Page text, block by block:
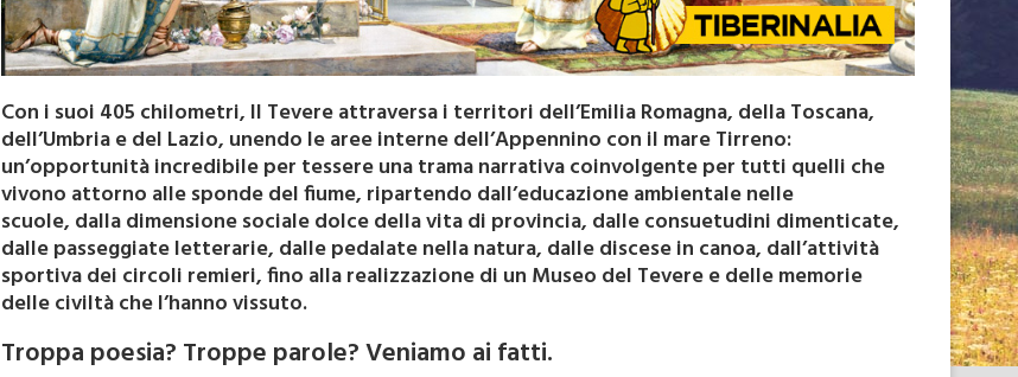
Con i suoi 405 chilometri, Il Tevere attraversa i territori dell’Emilia Romagna, della Toscana,
dell’Umbria e del Lazio, unendo le aree interne dell’Appennino con il mare Tirreno:
un’opportunità incredibile per tessere una trama narrativa coinvolgente per tutti quelli che
vivono attorno alle sponde del fiume, ripartendo dall’educazione ambientale nelle
scuole, dalla dimensione sociale dolce della vita di provincia, dalle consuetudini dimenticate,
dalle passeggiate letterarie, dalle pedalate nella natura, dalle discese in canoa, dall’attività
sportiva dei circoli remieri, fino alla realizzazione di un Museo del Tevere e delle memorie
delle civiltà che l’hanno vissuto.
Troppa poesia? Troppe parole? Veniamo ai fatti.